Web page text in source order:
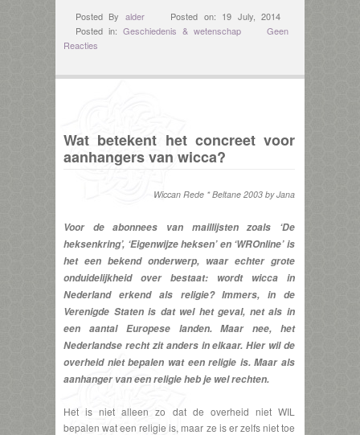
Posted By alder
Posted on: 19 July, 2014
Posted in: Geschiedenis & wetenschap
Geen
Reacties
Wat betekent het concreet voor
aanhangers van wicca?
Wiccan Rede * Beltane 2003 by Jana
Voor de abonnees van maillijsten zoals ‘De
heksenkring’, ‘Eigenwijze heksen’ en ‘WROnline’ is
het een bekend onderwerp, waar echter grote
onduidelijkheid over bestaat: wordt wicca in
Nederland erkend als religie? Immers, in de
Verenigde Staten is dat wel het geval, net als in
een aantal Europese landen. Maar nee, het
Nederlandse recht zit anders in elkaar. Hier wil de
overheid niet bepalen wat een religie is. Maar als
aanhanger van een religie heb je wel rechten.
Het is niet alleen zo dat de overheid niet WIL
bepalen wat een religie is, maar ze is er zelfs niet toe